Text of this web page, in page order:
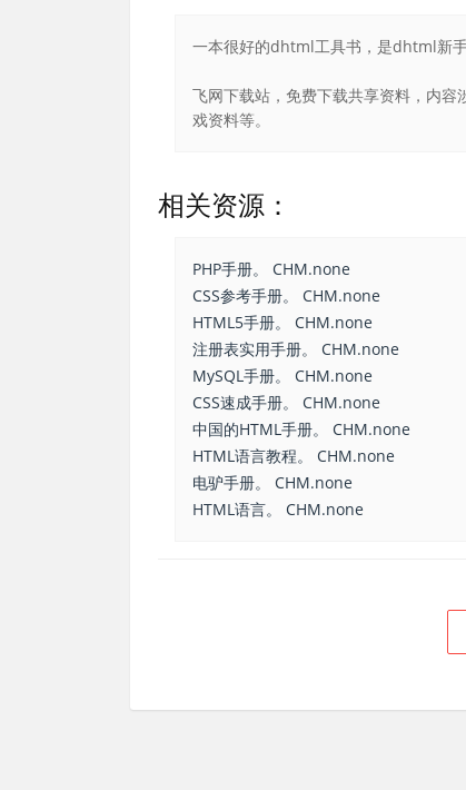
一本很好的dhtml工具书，是dhtml新
飞网下载站，免费下载共享资料，内
戏资料等。
相关资源：
PHP手册。 CHM.none
CSS参考手册。 CHM.none
HTML5手册。 CHM.none
注册表实用手册。 CHM.none
MySQL手册。 CHM.none
CSS速成手册。 CHM.none
中国的HTML手册。 CHM.none
HTML语言教程。 CHM.none
电驴手册。 CHM.none
HTML语言。 CHM.none